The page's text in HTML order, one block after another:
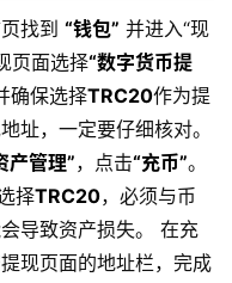
找到 “钱包” 并进入“现
页面选择“数字货币提
确保选择TRC20作为提
址，一定要仔细核对。
产管理”，点击“充币”。
择TRC20，必须与币
导致资产损失。 在充
现页面的地址栏，完成